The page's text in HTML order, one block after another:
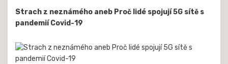
Strach z neznámého aneb Proč lidé spojují 5G sítě s
pandemií Covid-19